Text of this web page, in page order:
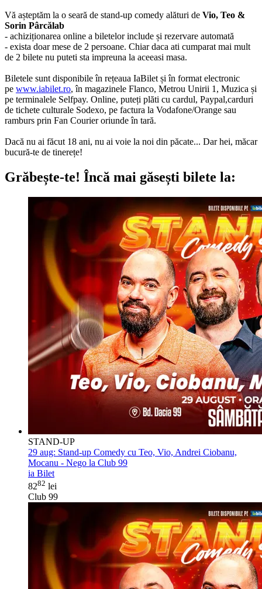
Vă așteptăm la o seară de stand-up comedy alături de Vio, Teo &
Sorin Pârcălab
- achiziționarea online a biletelor include și rezervare automată
- exista doar mese de 2 persoane. Chiar daca ati cumparat mai mult
de 2 bilete nu puteti sta impreuna la aceeasi masa.
Biletele sunt disponibile în rețeaua IaBilet și în format electronic
pe www.iabilet.ro, în magazinele Flanco, Metrou Unirii 1, Muzica și
pe terminalele Selfpay. Online, puteți plăti cu cardul, Paypal,carduri
de tichete culturale Sodexo, pe factura la Vodafone/Orange sau
ramburs prin Fan Courier oriunde în tară.
Dacă nu ai făcut 18 ani, nu ai voie la noi din păcate... Dar hei, măcar
bucură-te de tinerețe!
Grăbește-te! Încă mai găsești bilete la:
STAND-UP
29 aug: Stand-up Comedy cu Teo, Vio, Andrei Ciobanu,
Mocanu - Nego la Club 99
ia Bilet
8282 lei
Club 99